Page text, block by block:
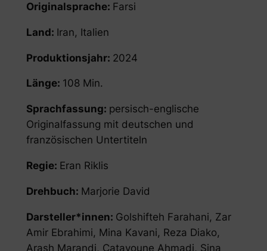
Originalsprache: Farsi
Land: Iran, Italien
Produktionsjahr: 2024
Länge: 108 Min.
Sprachfassung: persisch-englische
Originalfassung mit deutschen und
französischen Untertiteln
Regie: Eran Riklis
Drehbuch: Marjorie David
Darsteller*innen: Golshifteh Farahani, Zar
Amir Ebrahimi, Mina Kavani, Reza Diako,
Arash Marandi, Catayoune Ahmadi, Sina